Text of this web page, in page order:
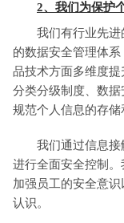
2、我们为保护
我们有行业先
的数据安全管理体
品技术方面多维度
分类分级制度、数
规范个人信息的存储
我们通过信息
进行全面安全控制。
加强员工的安全意
认识。